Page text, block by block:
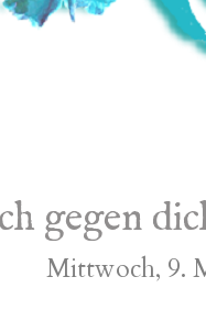
gegen
Mittwoch, 9.